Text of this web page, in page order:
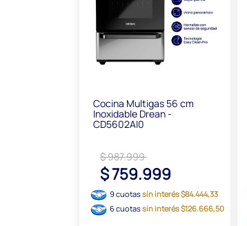
Cocina Multigas 56 cm
Inoxidable Drean -
CD5602AI0
$ 987.999
$ 759.999
9 cuotassin interés $84.444,33
6 cuotassin interés $126.666,50